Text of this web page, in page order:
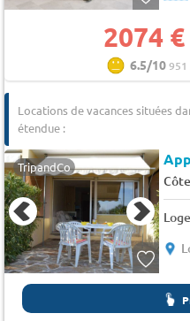
2074 €
6.5/10951
Locations de vacances situées
étendue :
TripandCo